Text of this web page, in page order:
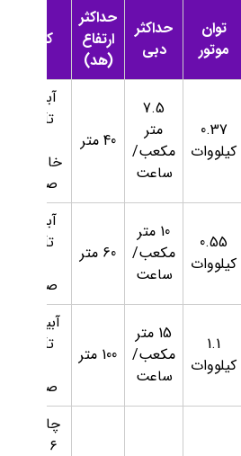
توان
موتور
حداکثر
دبی
حداکثر
ارتفاع
(هد)
کاربرد
0.37
کیلووات
7.5
متر
مکعب/
ساعت
40 متر
آبیاری،
تأمین
خانگی و
صنعتی
0.55
کیلووات
10 متر
مکعب/
ساعت
60 متر
آبیاری،
تأمین
صنعتی
1.1
کیلووات
15 متر
مکعب/
ساعت
100 متر
آبیاری و
تأمین
صنعتی
چاه‌های